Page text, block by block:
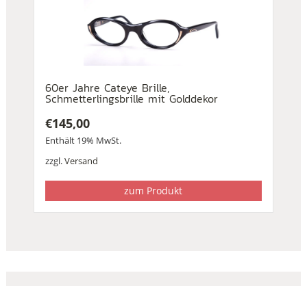
60er Jahre Cateye Brille,
Schmetterlingsbrille mit Golddekor
€145,00
Enthält 19% MwSt.
zzgl.Versand
zum Produkt